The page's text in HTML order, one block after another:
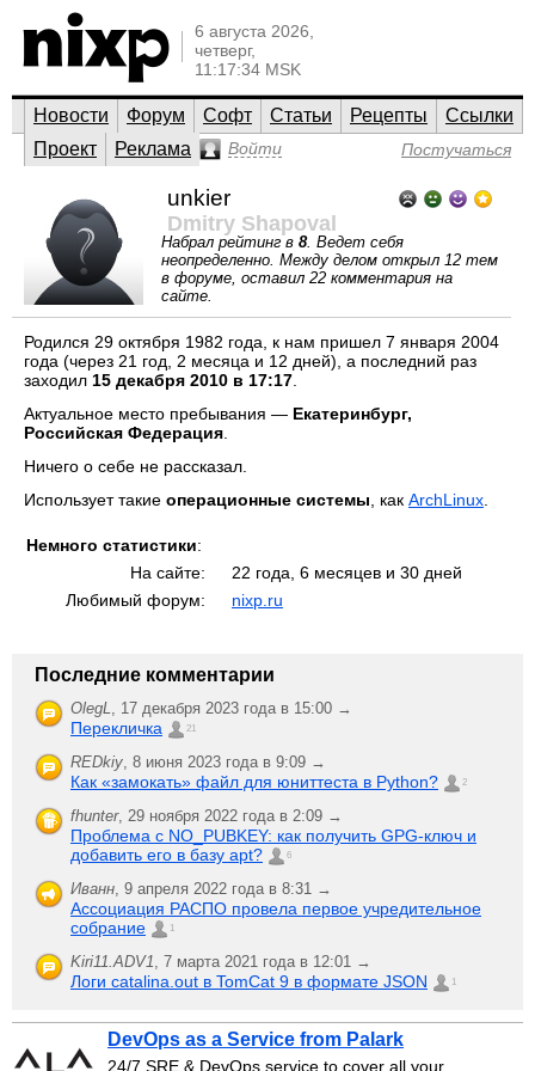
6 августа 2026,
четверг,
11:17:34 MSK
Новости Форум Софт Статьи Рецепты
Ссылки
Проект
Реклама Войти Постучаться
unkier
Dmitry Shapoval
Набрал рейтинг в 8. Ведет себя
неопределенно. Между делом открыл 12 тем
в форуме, оставил 22 комментария на
сайте.
Родился 29 октября 1982 года, к нам пришел 7 января 2004
года (через 21 год, 2 месяца и 12 дней), а последний раз
заходил 15 декабря 2010 в 17:17
Актуальное место пребывания — Екатеринбург,
Российская Федерация
Ничего о себе не рассказал.
Использует такие операционные системы , как ArchLinux
Немного статистики:
На сайте:
22 года, 6 месяцев и 30 дней
Любимый форум:
nixp.ru
Последние комментарии
OlegL, 17 декабря 2023 года в 15:00 →
Перекличка 21
REDkiy, 8 июня 2023 года в 9:09 →
Как «замокать» файл для юниттеста в Python? 2
fhunter, 29 ноября 2022 года в 2:09 →
Проблема с NO_PUBKEY: как получить GPG-ключ и
добавить его в базу apt?
6
Иванн, 9 апреля 2022 года в 8:31 →
Ассоциация РАСПО провела первое учредительное
собрание
1
Kiri11.ADV1, 7 марта 2021 года в 12:01 →
Логи catalina.out в TomCat 9 в формате JSON 1
DevOps as a Service from Palark
24/7 SRE & DevOps service to cover all your